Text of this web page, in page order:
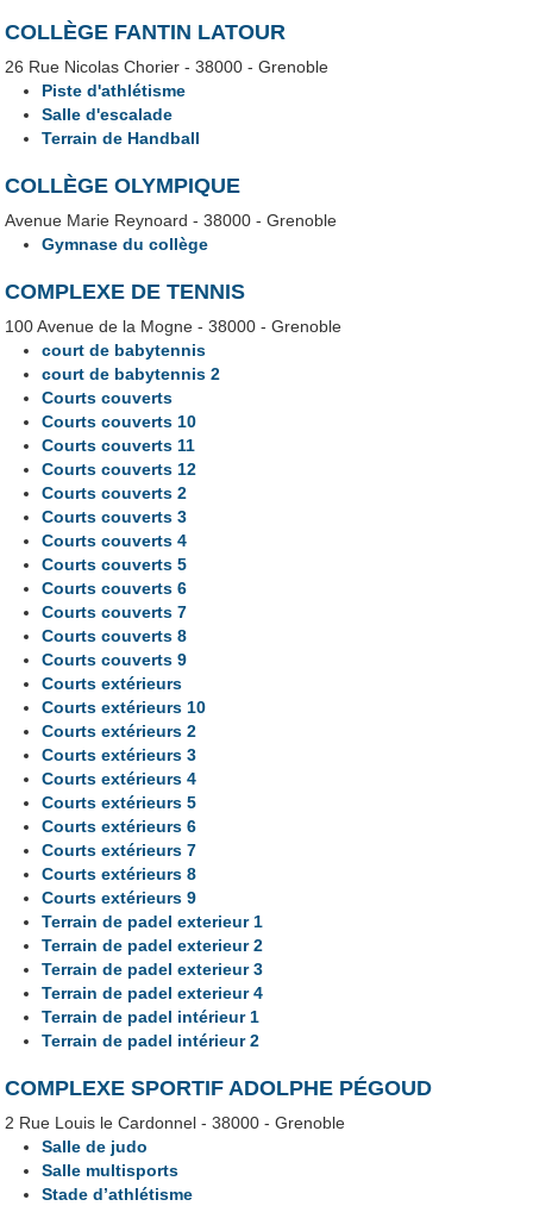
COLLÈGE FANTIN LATOUR
26 Rue Nicolas Chorier - 38000 - Grenoble
Piste d'athlétisme
Salle d'escalade
Terrain de Handball
COLLÈGE OLYMPIQUE
Avenue Marie Reynoard - 38000 - Grenoble
Gymnase du collège
COMPLEXE DE TENNIS
100 Avenue de la Mogne - 38000 - Grenoble
court de babytennis
court de babytennis 2
Courts couverts
Courts couverts 10
Courts couverts 11
Courts couverts 12
Courts couverts 2
Courts couverts 3
Courts couverts 4
Courts couverts 5
Courts couverts 6
Courts couverts 7
Courts couverts 8
Courts couverts 9
Courts extérieurs
Courts extérieurs 10
Courts extérieurs 2
Courts extérieurs 3
Courts extérieurs 4
Courts extérieurs 5
Courts extérieurs 6
Courts extérieurs 7
Courts extérieurs 8
Courts extérieurs 9
Terrain de padel exterieur 1
Terrain de padel exterieur 2
Terrain de padel exterieur 3
Terrain de padel exterieur 4
Terrain de padel intérieur 1
Terrain de padel intérieur 2
COMPLEXE SPORTIF ADOLPHE PÉGOUD
2 Rue Louis le Cardonnel - 38000 - Grenoble
Salle de judo
Salle multisports
Stade d’athlétisme